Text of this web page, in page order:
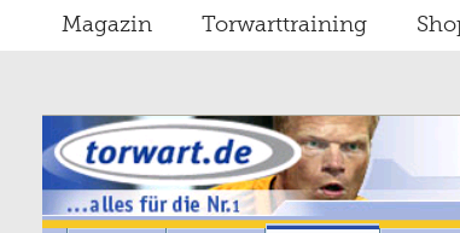
Magazin Torwarttraining